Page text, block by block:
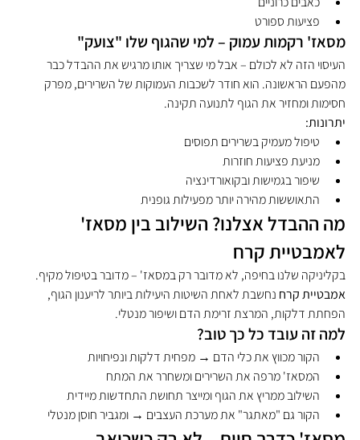
פציעות ספורט
מסאז' רקמות עמוק – למי שהגוף שלו "צועק"
העיסוי הזה לא לכולם – אבל מי שצריך אותו מרגיש את ההבדל כבר
מהפעם הראשונה. הוא חודר לשכבות העמוקות של השרירים, מפרק
חסימות ומחזיר את הגוף לתנועה תקינה.
יתרונות:
טיפול מעמיק בשרירים תפוסים
מניעת פציעות חוזרות
שיפור בגמישות ובקואורדינציה
התאוששות מהירה יותר מפעילות גופנית
מה ההבדל אצלנו? השילוב בין מסאז'
לאמבטיית קרח
בקליניקה שלנו בחיפה, לא מדובר רק במסאז' – מדובר בטיפול מקיף.
אמבטיית קרח נחשבת לאחת השיטות היעילות ביותר לריענון הגוף,
הפחתת דלקות, המרצת זרימת הדם ושיפור מנטלי.
למה זה עובד כל כך טוב?
הקור מכווץ את כלי הדם → מפחית דלקות ונפיחויות
המסאז' מרפה את השרירים ומשחרר את המתח
השילוב ממריץ את הגוף ומייצר תחושת התחדשות מיידית
הקור גם "מאתגר" את מערכת העצבים → ומגביר חוסן מנטלי